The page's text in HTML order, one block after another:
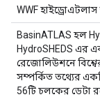
WWF
BasinATLAS হল
HydroSHEDS এর
রেজোলিউশনে
সম্পর্কিত তথ্যের
56টি চলকের ডেটা